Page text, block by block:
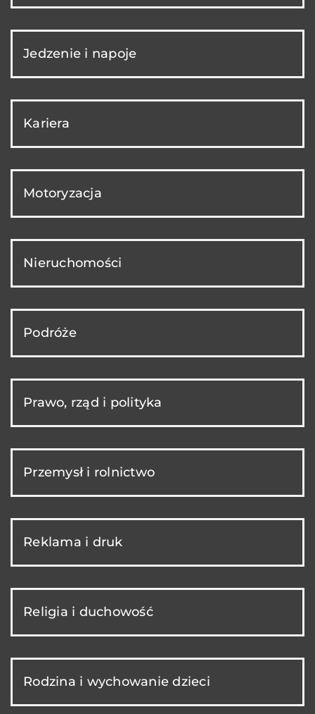
Jedzenie i napoje
Kariera
Motoryzacja
Nieruchomości
Podróże
Prawo, rząd i polityka
Przemysł i rolnictwo
Reklama i druk
Religia i duchowość
Rodzina i wychowanie dzieci